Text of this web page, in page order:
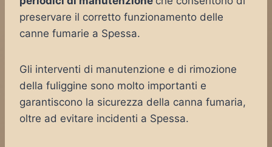
preservare il corretto funzionamento delle
canne fumarie a Spessa.
Gli interventi di manutenzione e di rimozione
della fuliggine sono molto importanti e
garantiscono la sicurezza della canna fumaria,
oltre ad evitare incidenti a Spessa.